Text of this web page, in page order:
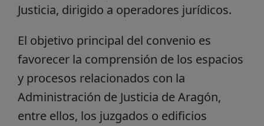
Justicia, dirigido a operadores jurídicos.
El objetivo principal del convenio es
favorecer la comprensión de los espacios
y procesos relacionados con la
Administración de Justicia de Aragón,
entre ellos, los juzgados o edificios